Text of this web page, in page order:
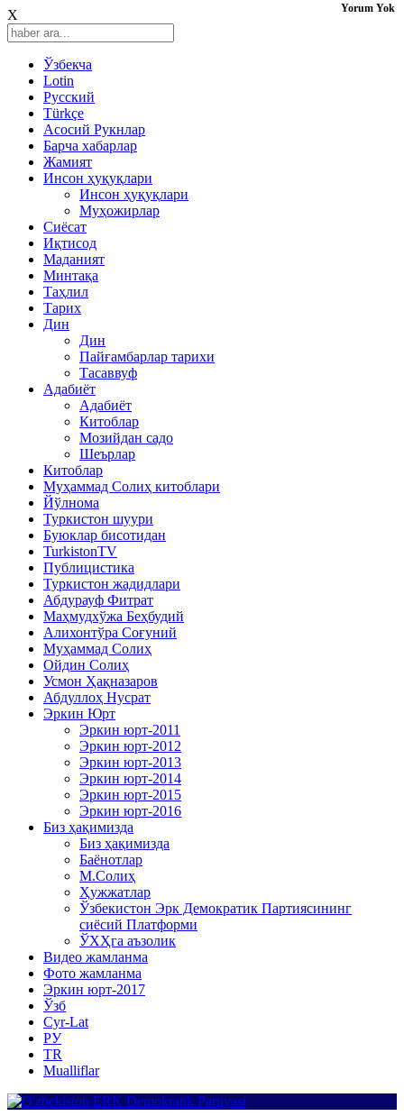
X
Ўзбекча
Lotin
Русский
Türkçe
Асосий Рукнлар
Барча хабарлар
Жамият
Инсон ҳуқуқлари
Инсон ҳуқуқлари
Муҳожирлар
Сиёсат
Иқтисод
Mаданият
Минтақа
Таҳлил
Тарих
Дин
Дин
Пайғамбарлар тарихи
Тасаввуф
Адабиёт
Адабиёт
Китоблар
Мозийдан садо
Шеърлар
Китоблар
Муҳаммад Солиҳ китоблари
Йўлнома
Туркистон шуури
Буюклар бисотидан
TurkistonTV
Публицистика
Туркистон жадидлари
Абдурауф Фитрат
Маҳмудхўжа Беҳбудий
Алихонтўра Соғуний
Муҳаммад Солиҳ
Ойдин Солиҳ
Усмон Ҳақназаров
Абдуллоҳ Нусрат
Эркин Юрт
Эркин юрт-2011
Эркин юрт-2012
Эркин юрт-2013
Эркин юрт-2014
Эркин юрт-2015
Эркин юрт-2016
Биз ҳақимизда
Биз ҳақимизда
Баёнотлар
М.Солиҳ
Ҳужжатлар
Ўзбекистон Эрк Демократик Партиясининг
сиёсий Платформи
ЎХҲга аъзолик
Видео жамланма
Фото жамланма
Эркин юрт-2017
Ўзб
Cyr-Lat
РУ
TR
Mualliflar
Yorum Yok